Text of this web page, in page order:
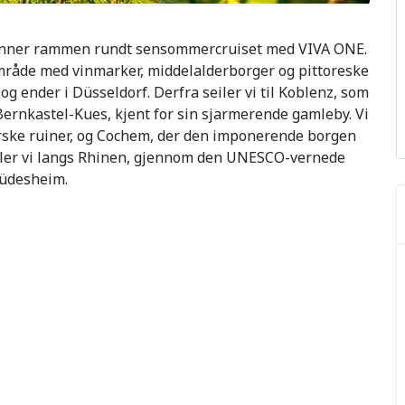
rammen rundt sensommercruiset med VIVA ONE.
med vinmarker, middelalderborger og pittoreske
ender i Düsseldorf. Derfra seiler vi til Koblenz, som
Kues, kjent for sin sjarmerende gamleby. Vi
ruiner, og Cochem, der den imponerende borgen
vi langs Rhinen, gjennom den UNESCO-vernede